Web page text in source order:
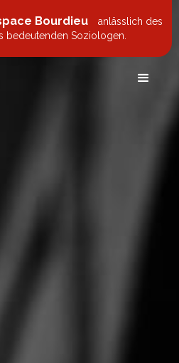
Bourdieu
anlässlich des
bedeutenden Soziologen.